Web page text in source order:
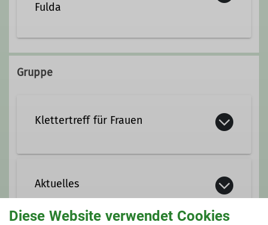
Fulda
Goerdelerstraße 72
Gruppe
Klettertreff für Frauen
ohne Leistungsdruck und mit
Gleichgesinnten klettern?
Dich regelmäßig mit anderen Frauen
Aktuelles
Diese Website verwendet Cookies